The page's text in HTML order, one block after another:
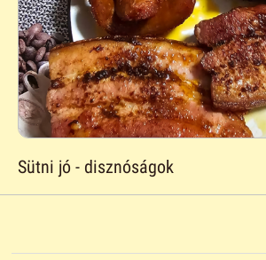
Sütni jó - disznóságok